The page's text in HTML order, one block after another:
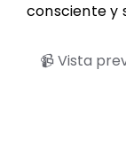
consciente y
📹 Vista